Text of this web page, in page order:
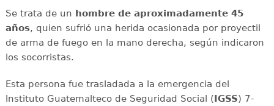
Se trata de un hombre de aproximadamente 45
años, quien sufrió una herida ocasionada por proyectil
de arma de fuego en la mano derecha, según indicaron
los socorristas.
Esta persona fue trasladada a la emergencia del
Instituto Guatemalteco de Seguridad Social (IGSS) 7-